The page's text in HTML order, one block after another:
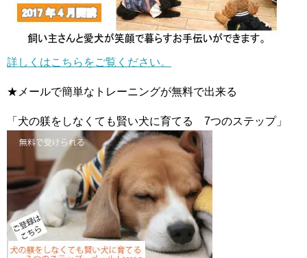
詳しくはこちらをご覧ください。
★メールで簡単なトレーニングが無料で出来る
「犬の躾をしなくても賢い犬に育てる 7つのステップ」